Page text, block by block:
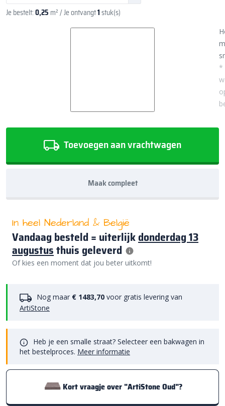
Je bestelt:0,25 m²/ Je ontvangt1stuk(s)
*
Toevoegen aan vrachtwagen
Maak compleet
In heel Nederland & België
Vandaag besteld = uiterlijkdonderdag 13
augustusthuis geleverd
Of kies een moment dat jou beter uitkomt!
Nog maar € 1483,70 voor gratis levering van
ArtiStone
Heb je een smalle straat? Selecteer een bakwagen in
het bestelproces. Meer informatie
Kort vraagje over "ArtiStone Oud"?